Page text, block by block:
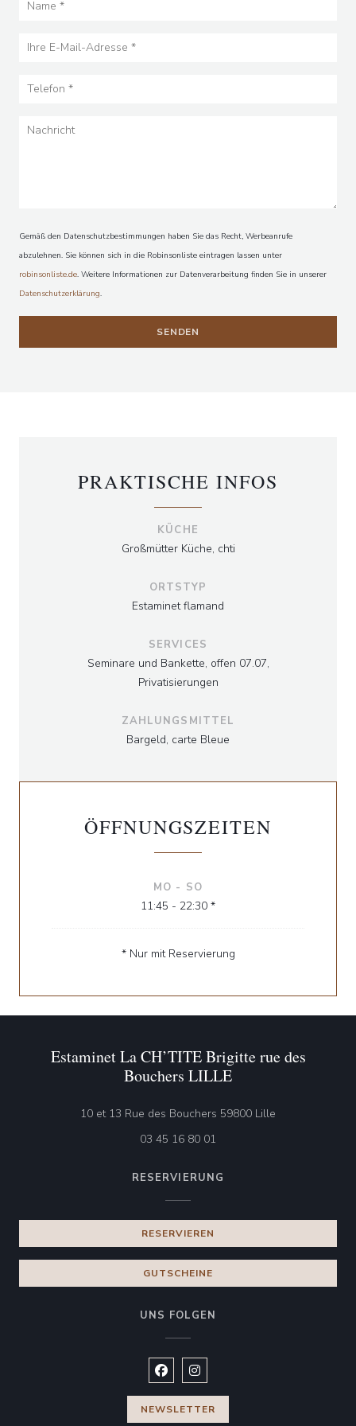
Gemäß den Datenschutzbestimmungen haben Sie das Recht, Werbeanrufe
abzulehnen. Sie können sich in die Robinsonliste eintragen lassen unter
robinsonliste.de. Weitere Informationen zur Datenverarbeitung finden Sie in unserer
Datenschutzerklärung.
PRAKTISCHE INFOS
KÜCHE
Großmütter Küche, chti
ORTSTYP
Estaminet flamand
SERVICES
Seminare und Bankette, offen 07.07,
Privatisierungen
ZAHLUNGSMITTEL
Bargeld, carte Bleue
ÖFFNUNGSZEITEN
MO - SO
11:45 - 22:30 *
* Nur mit Reservierung
Estaminet La CH’TITE Brigitte rue des
Bouchers LILLE
10 et 13 Rue des Bouchers 59800 Lille
03 45 16 80 01
RESERVIERUNG
RESERVIEREN
GUTSCHEINE
UNS FOLGEN
Facebook ((öffnet ein neues
Instagram ((öffnet ein neues
NEWSLETTER